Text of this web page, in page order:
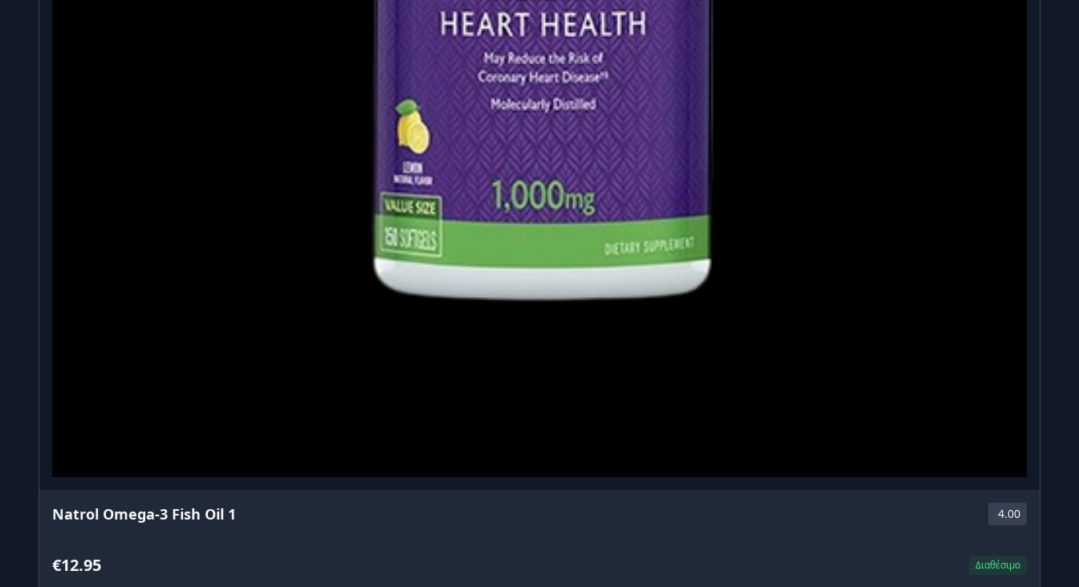
Natrol Omega-3 Fish Oil 1 4.00
€12.95 Διαθέσιμο